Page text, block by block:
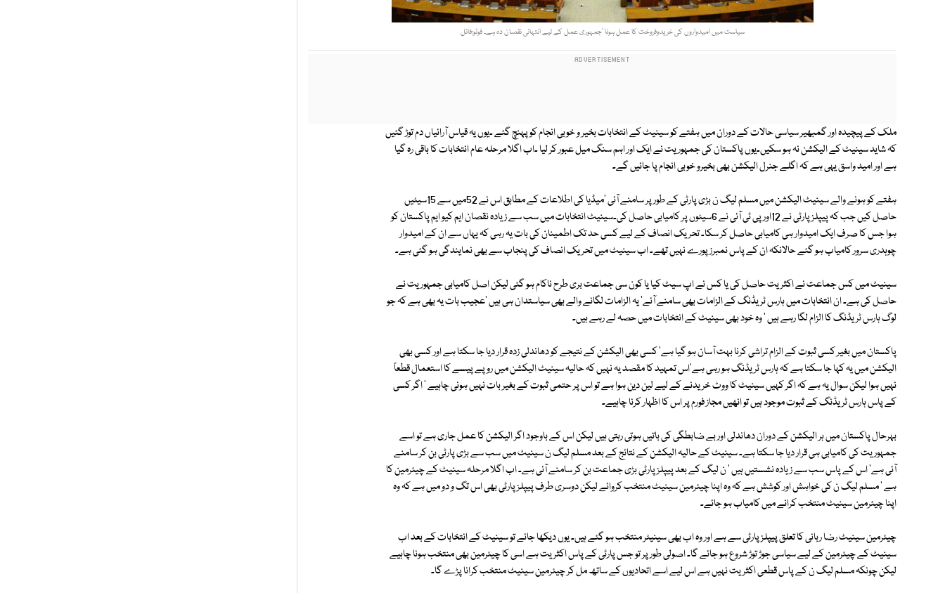
سیاست میں امیدواروں کی خریدوفروخت کا عمل ہونا ‘جمہوری عمل کے لیے انتہائی نقصان دہ ہے۔ فوٹو:فائل
ملک کے پیچیدہ اور گمبھیر سیاسی حالات کے دوران میں ہفتے کو سینیٹ کے انتخابات بخیر و خوبی انجام کو پہنچ گئے ۔یوں یہ قیاس آرائیاں دم توڑ گئیں
کہ شاید سینیٹ کے الیکشن نہ ہو سکیں۔یوں پاکستان کی جمہوریت نے ایک اور اہم سنگ میل عبور کر لیا ۔اب اگلا مرحلہ عام انتخابات کا باقی رہ گیا
ہے اور امید واسق یہی ہے کہ اگلے جنرل الیکشن بھی بخیرو خوبی انجام پا جائیں گے۔
ہفتے کو ہونے والے سینیٹ الیکشن میں مسلم لیگ ن بڑی پارٹی کے طور پر سامنے آئی 'میڈیا کی اطلاعات کے مطابق اس نے 52میں سے 15سیٹیں
حاصل کیں جب کہ پیپلز پارٹی نے 12اور پی ٹی آئی نے 6سیٹوں پر کامیابی حاصل کی۔سینیٹ انتخابات میں سب سے زیادہ نقصان ایم کیو ایم پاکستان کو
ہوا جس کا صرف ایک امیدوار ہی کامیابی حاصل کر سکا۔ تحریک انصاف کے لیے کسی حد تک اطمینان کی بات یہ رہی کہ یہاں سے ان کے امیدوار
چوہدری سرور کامیاب ہو گئے حالانکہ ان کے پاس نمبرز پورے نہیں تھے۔ اب سینیٹ میں تحریک انصاف کی پنجاب سے بھی نمایندگی ہو گئی ہے۔
سینیٹ میں کس جماعت نے اکثریت حاصل کی یا کس نے اپ سیٹ کیا یا کون سی جماعت بری طرح ناکام ہو گئی لیکن اصل کامیابی جمہوریت نے
حاصل کی ہے۔ ان انتخابات میں ہارس ٹریڈنگ کے الزامات بھی سامنے آئے' یہ الزامات لگانے والے بھی سیاستدان ہی ہیں 'عجیب بات یہ بھی ہے کہ جو
لوگ ہارس ٹریڈنگ کا الزام لگا رہے ہیں ' وہ خود بھی سینیٹ کے انتخابات میں حصہ لے رہے ہیں۔
پاکستان میں بغیر کسی ثبوت کے الزام تراشی کرنا بہت آسان ہو گیا ہے' کسی بھی الیکشن کے نتیجے کو دھاندلی زدہ قرار دیا جا سکتا ہے اور کسی بھی
الیکشن میں یہ کہا جا سکتا ہے کہ ہارس ٹریڈنگ ہو رہی ہے'اس تمہید کا مقصد یہ نہیں کہ حالیہ سینیٹ الیکشن میں روپے پیسے کا استعمال قطعاً
نہیں ہوا لیکن سوال یہ ہے کہ اگر کہیں سینیٹ کا ووٹ خریدنے کے لیے لین دین ہوا ہے تو اس پر حتمی ثبوت کے بغیر بات نہیں ہونی چاہیے ' اگر کسی
کے پاس ہارس ٹریڈنگ کے ثبوت موجود ہیں تو انھیں مجاز فورم پر اس کا اظہار کرنا چاہیے۔
بہرحال پاکستان میں ہر الیکشن کے دوران دھاندلی اور بے ضابطگی کی باتیں ہوتی رہتی ہیں لیکن اس کے باوجود اگر الیکشن کا عمل جاری ہے تو اسے
جمہوریت کی کامیابی ہی قرار دیا جا سکتا ہے۔ سینیٹ کے حالیہ الیکشن کے نتائج کے بعد مسلم لیگ ن سینیٹ میں سب سے بڑی پارٹی بن کر سامنے
آئی ہے' اس کے پاس سب سے زیادہ نشستیں ہیں ' ن لیگ کے بعد پیپلز پارٹی بڑی جماعت بن کر سامنے آئی ہے۔ اب اگلا مرحلہ سینیٹ کے چیئرمین کا
ہے ' مسلم لیگ ن کی خواہش اور کوشش ہے کہ وہ اپنا چیئرمین سینیٹ منتخب کروائے لیکن دوسری طرف پیپلز پارٹی بھی اس تگ و دو میں ہے کہ وہ
اپنا چیئرمین سینیٹ منتخب کرانے میں کامیاب ہو جائے۔
چیئرمین سینیٹ رضا ربانی کا تعلق پیپلز پارٹی سے ہے اور وہ اب بھی سینیٹر منتخب ہو گئے ہیں۔ یوں دیکھا جائے تو سینیٹ کے انتخابات کے بعد اب
سینیٹ کے چیئرمین کے لیے سیاسی جوڑ توڑ شروع ہو جائے گا۔ اصولی طور پر تو جس پارٹی کے پاس اکثریت ہے اسی کا چیئرمین بھی منتخب ہونا چاہیے
لیکن چونکہ مسلم لیگ ن کے پاس قطعی اکثریت نہیں ہے اس لیے اسے اتحادیوں کے ساتھ مل کر چیئرمین سینیٹ منتخب کرانا پڑے گا۔